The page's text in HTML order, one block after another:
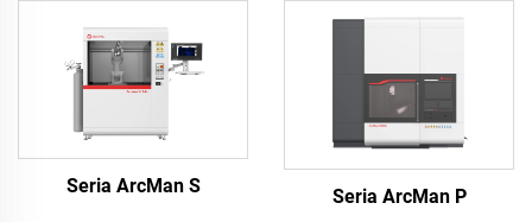
Seria ArcMan S Seria ArcMan P